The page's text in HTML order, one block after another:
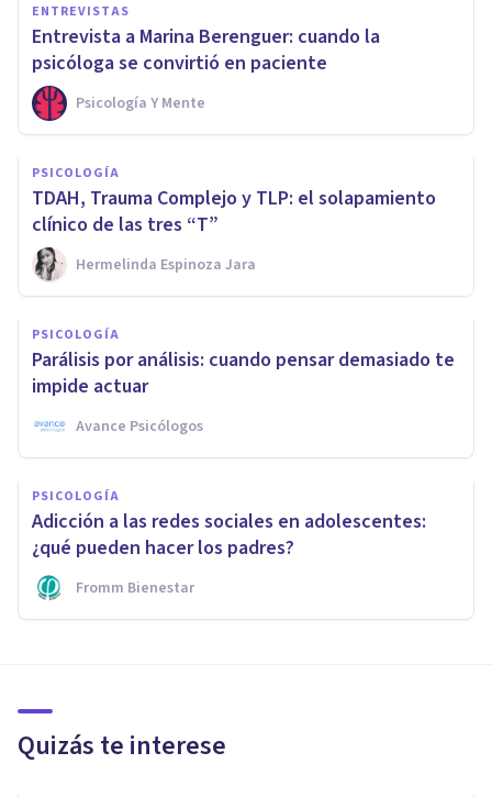
ENTREVISTAS
Entrevista a Marina Berenguer: cuando la
psicóloga se convirtió en paciente
Psicología Y Mente
PSICOLOGÍA
TDAH, Trauma Complejo y TLP: el solapamiento
clínico de las tres “T”
Hermelinda Espinoza Jara
PSICOLOGÍA
Parálisis por análisis: cuando pensar demasiado te
impide actuar
Avance Psicólogos
PSICOLOGÍA
Adicción a las redes sociales en adolescentes:
¿qué pueden hacer los padres?
Fromm Bienestar
Quizás te interese